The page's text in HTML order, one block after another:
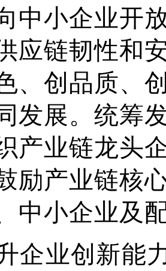
中小企业开
应链韧性和
、创品质、
发展。统筹
产业链龙头
励产业链核
中小企业及
企业创新能